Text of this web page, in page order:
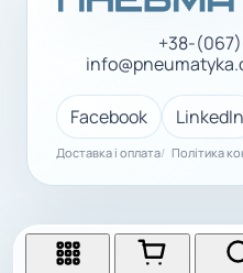
+38-
Facebook LinkedIn
Доставка і оплата Політика